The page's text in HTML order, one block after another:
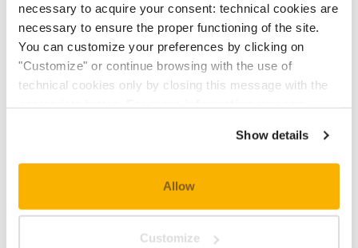
necessary to acquire your consent: technical cookies are
necessary to ensure the proper functioning of the site.
You can customize your preferences by clicking on
"Customize" or continue browsing with the use of
technical cookies only by closing this message with the
Show details
Allow
Customize
09/07/2026
- 20/08/2026
€
233,15
€
256,95
€
280,75
€
20/08/2026
- 27/08/2026
€
214,75
€
237,40
€
260,05
€
€
05/10/2026
146,00
€
163,05
180,10